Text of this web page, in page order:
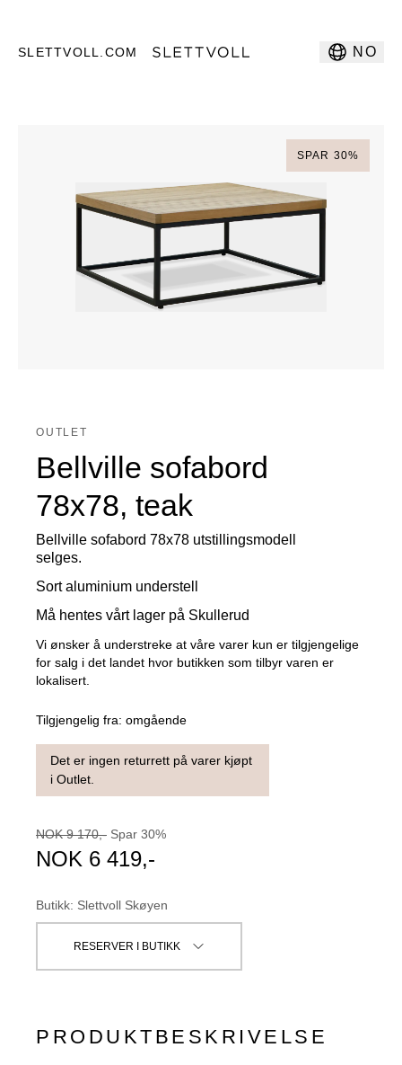
SLETTVOLL.COM NO
SPAR 30%
OUTLET
Bellville sofabord
78x78, teak
Bellville sofabord 78x78 utstillingsmodell
selges.
Sort aluminium understell
Må hentes vårt lager på Skullerud
Vi ønsker å understreke at våre varer kun er tilgjengelige
for salg i det landet hvor butikken som tilbyr varen er
lokalisert.
Tilgjengelig fra: omgående
Det er ingen returrett på varer kjøpt
i Outlet.
NOK 9 170,- Spar 30%
NOK 6 419,-
Butikk: Slettvoll Skøyen
RESERVER I BUTIKK
PRODUKTBESKRIVELSE